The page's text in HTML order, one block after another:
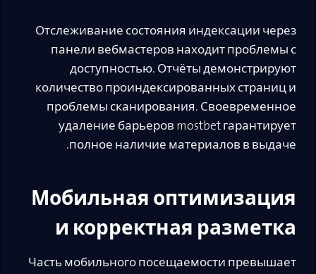
Отслеживание состояния индексации через
панели вебмастеров находит проблемы с
доступностью. Отчёты демонстрируют
количество проиндексированных страниц и
проблемы сканирования. Своевременное
удаление барьеров mostbet гарантирует
полное наличие материалов в выдаче.
Мобильная оптимизация
и корректная разметка
Часть мобильного посещаемости превышает